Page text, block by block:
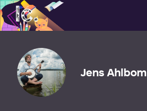
Illustratörcentrum
Jens Ahlbom